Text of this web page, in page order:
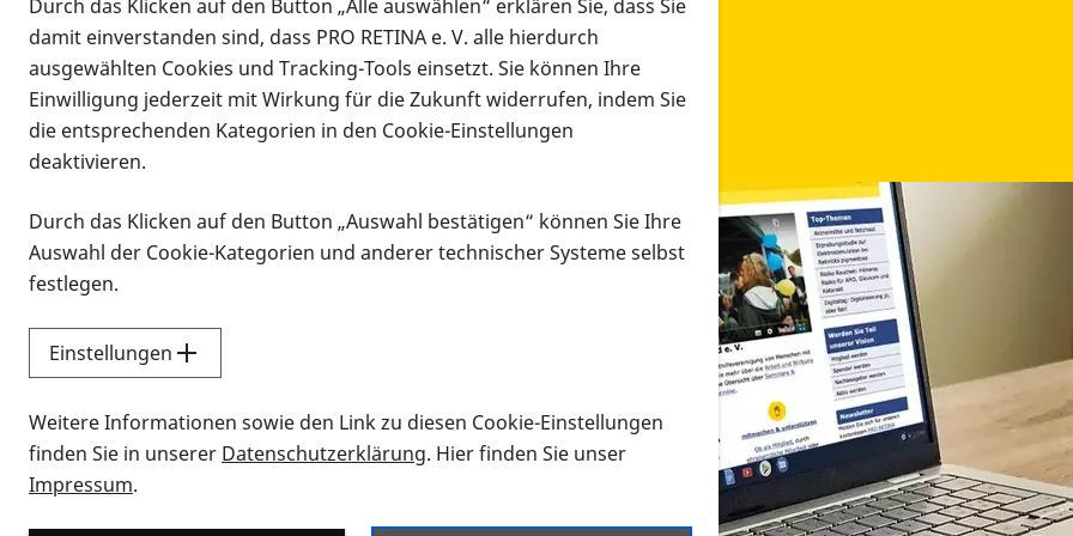
Infomaterial
Infomaterial
Vorlesen
Alle Infomaterialien in verschiedenen Formaten an
Sie möchten wissen, wie Sie nach Infonmaterial suchen und dieses bestellen bzw. herunterladen
Durch das Klicken auf den Button „Alle auswählen“ erklären Sie, dass Sie
damit einverstanden sind, dass PRO RETINA e. V. alle hierdurch
ausgewählten Cookies und Tracking-Tools einsetzt. Sie können Ihre
Einwilligung jederzeit mit Wirkung für die Zukunft widerrufen, indem Sie
die entsprechenden Kategorien in den Cookie-Einstellungen
deaktivieren.
Durch das Klicken auf den Button „Auswahl bestätigen“ können Sie Ihre
Auswahl der Cookie-Kategorien und anderer technischer Systeme selbst
festlegen.
Einstellungen
Weitere Informationen sowie den Link zu diesen Cookie-Einstellungen
finden Sie in unserer Datenschutzerklärung. Hier finden Sie unser
Impressum.